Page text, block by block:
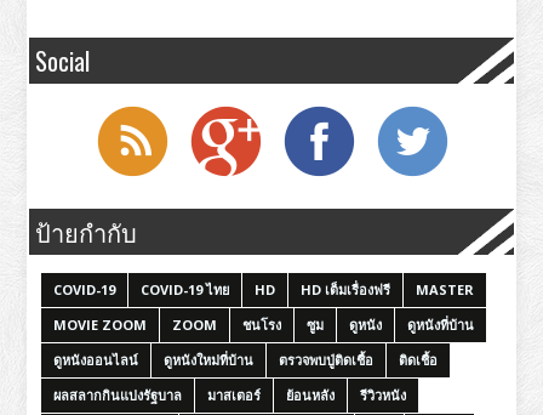
Social
ป้ายกำกับ
COVID-19 COVID-19 ไทย HD HD เต็มเรื่องฟรี
MASTER
MOVIE ZOOM
ZOOM ชนโรง ซูม ดูหนัง
ดูหนังที่บ้าน
ดูหนังออนไลน์
ดูหนังใหม่ที่บ้าน ตรวจพบปู่ติดเชื้อ
ติดเชื้อ
ผลสลากกินแบ่งรัฐบาล
มาสเตอร์ ย้อนหลัง
รีวิวหนัง